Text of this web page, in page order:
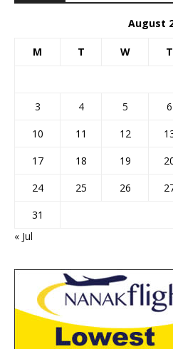
August
M T W T
3
4 5 6
10
11 12
17
18 19
24
25 26
31
« Jul